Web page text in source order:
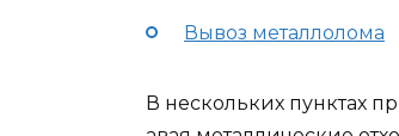
Вывоз металлолома
В нескольких пунктах